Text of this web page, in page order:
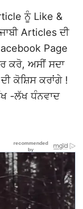
ਨੂੰ Like &
Articles ਦੀ
Page
ਕਰੋ, ਅਸੀਂ ਸਦਾ
ਕੋਸ਼ਿਸ ਕਰਾਂਗੇ !
-ਲੱਖ ਧੰਨਵਾਦ